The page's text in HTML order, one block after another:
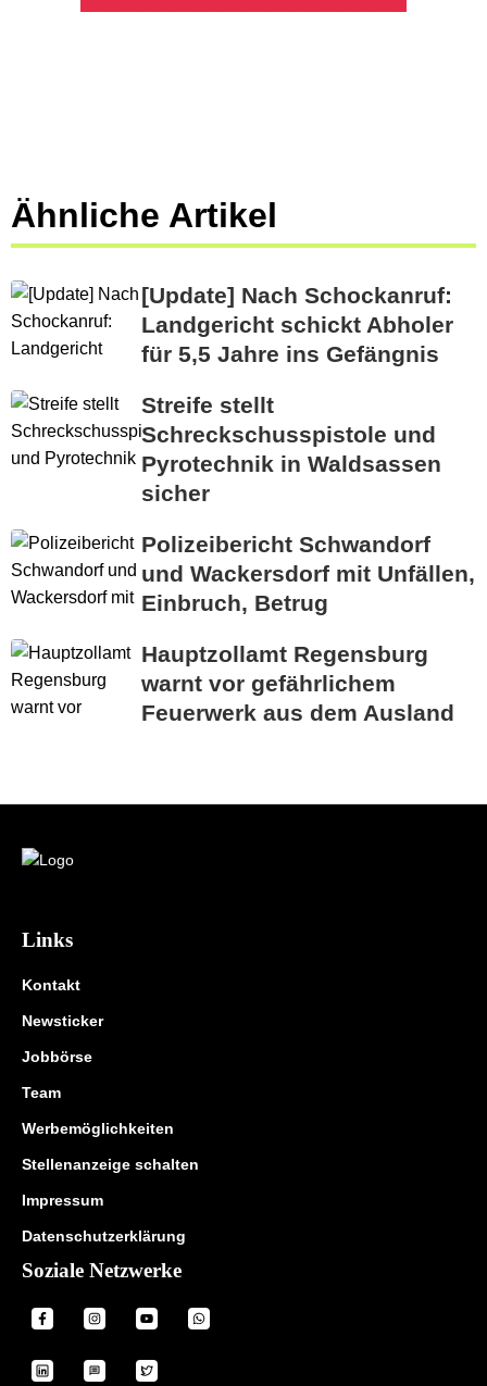
Ähnliche Artikel
[Update] Nach Schockanruf:
Landgericht schickt Abholer
für 5,5 Jahre ins Gefängnis
Streife stellt
Schreckschusspistole und
Pyrotechnik in Waldsassen
sicher
Polizeibericht Schwandorf
und Wackersdorf mit Unfällen,
Einbruch, Betrug
Hauptzollamt Regensburg
warnt vor gefährlichem
Feuerwerk aus dem Ausland
Links
Kontakt
Newsticker
Jobbörse
Team
Werbemöglichkeiten
Stellenanzeige schalten
Impressum
Datenschutzerklärung
Soziale Netzwerke